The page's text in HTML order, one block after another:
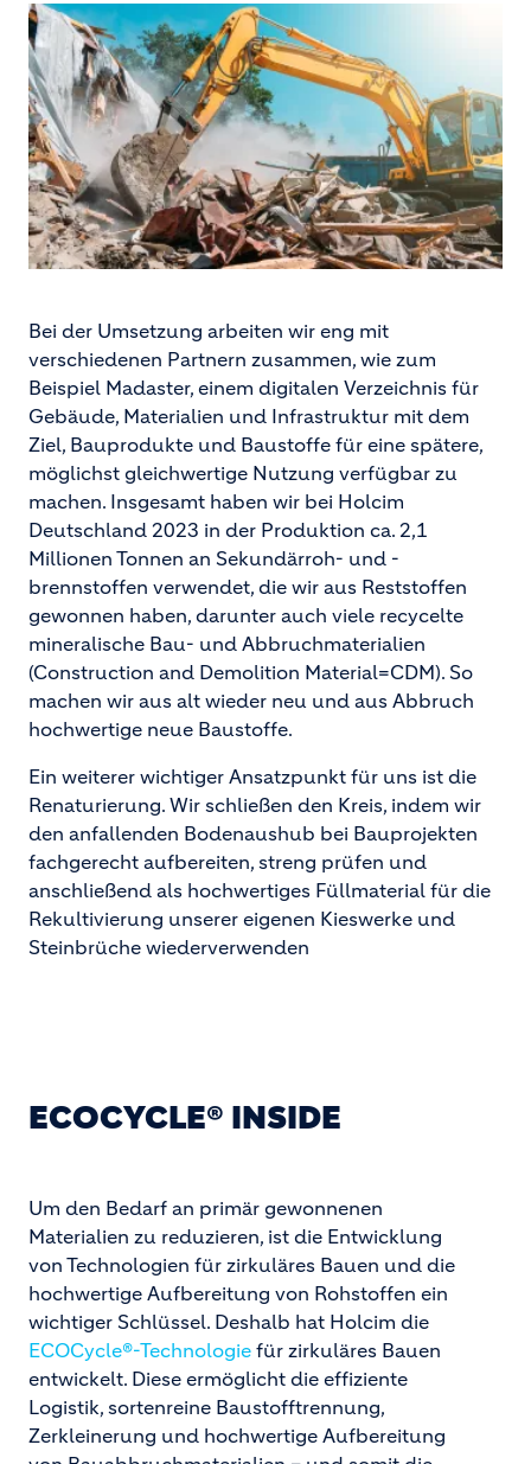
Bei der Umsetzung arbeiten wir eng mit
verschiedenen Partnern zusammen, wie zum
Beispiel Madaster, einem digitalen Verzeichnis für
Gebäude, Materialien und Infrastruktur mit dem
Ziel, Bauprodukte und Baustoffe für eine spätere,
möglichst gleichwertige Nutzung verfügbar zu
machen. Insgesamt haben wir bei Holcim
Deutschland 2023 in der Produktion ca. 2,1
Millionen Tonnen an Sekundärroh- und -
brennstoffen verwendet, die wir aus Reststoffen
gewonnen haben, darunter auch viele recycelte
mineralische Bau- und Abbruchmaterialien
(Construction and Demolition Material=CDM). So
machen wir aus alt wieder neu und aus Abbruch
hochwertige neue Baustoffe.
Ein weiterer wichtiger Ansatzpunkt für uns ist die
Renaturierung. Wir schließen den Kreis, indem wir
den anfallenden Bodenaushub bei Bauprojekten
fachgerecht aufbereiten, streng prüfen und
anschließend als hochwertiges Füllmaterial für die
Rekultivierung unserer eigenen Kieswerke und
Steinbrüche wiederverwenden
ECOCYCLE® INSIDE
Um den Bedarf an primär gewonnenen
Materialien zu reduzieren, ist die Entwicklung
von Technologien für zirkuläres Bauen und die
hochwertige Aufbereitung von Rohstoffen ein
wichtiger Schlüssel. Deshalb hat Holcim die
ECOCycle®-Technologie für zirkuläres Bauen
entwickelt. Diese ermöglicht die effiziente
Logistik, sortenreine Baustofftrennung,
Zerkleinerung und hochwertige Aufbereitung